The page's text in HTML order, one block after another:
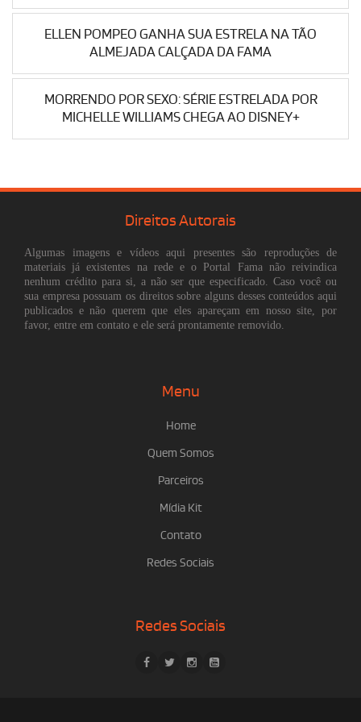
ELLEN POMPEO GANHA SUA ESTRELA NA TÃO
ALMEJADA CALÇADA DA FAMA
MORRENDO POR SEXO: SÉRIE ESTRELADA POR
MICHELLE WILLIAMS CHEGA AO DISNEY+
Direitos Autorais
Algumas imagens e vídeos aqui presentes são reproduções de
materiais já existentes na rede e o Portal Fama não reivindica
nenhum crédito para si, a não ser que especificado. Caso você ou
sua empresa possuam os direitos sobre alguns desses conteúdos aqui
publicados e não querem que eles apareçam em nosso site, por
favor, entre em contato e ele será prontamente removido.
Menu
Home
Quem Somos
Parceiros
Mídia Kit
Contato
Redes Sociais
Redes Sociais